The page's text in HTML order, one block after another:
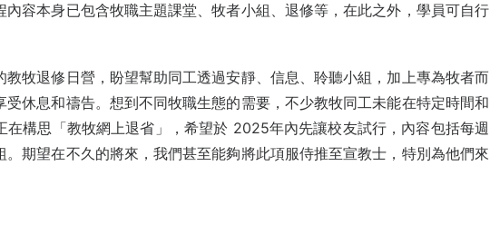
容本身已包含牧職主題課堂、牧者小組、退修等，在此之外，學員可自行
教牧退修日營，盼望幫助同工透過安靜、信息、聆聽小組，加上專為牧者而
休息和禱告。想到不同牧職生態的需要，不少教牧同工未能在特定時間和
在構思「教牧網上退省」，希望於 2025年內先讓校友試行，內容包括每週
期望在不久的將來，我們甚至能夠將此項服侍推至宣教士，特別為他們來